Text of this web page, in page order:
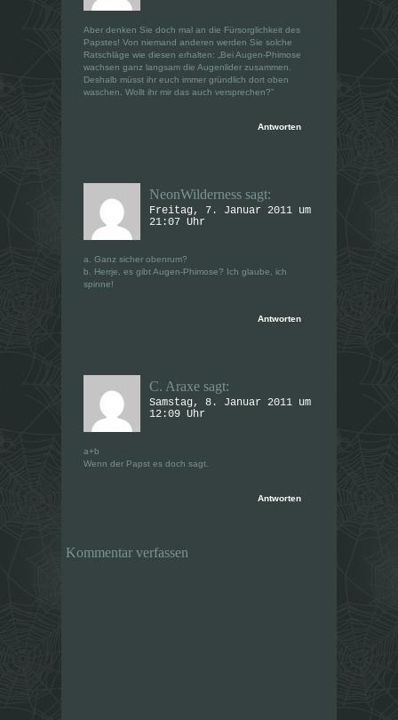
Aber denken Sie doch mal an die Fürsorglichkeit des
Papstes! Von niemand anderen werden Sie solche
Ratschläge wie diesen erhalten: „Bei Augen-Phimose
wachsen ganz langsam die Augenlider zusammen.
Deshalb müsst ihr euch immer gründlich dort oben
waschen. Wollt ihr mir das auch versprechen?”
Antworten
NeonWilderness sagt:
Freitag, 7. Januar 2011 um
21:07 Uhr
a. Ganz sicher obenrum?
b. Herrje, es gibt Augen-Phimose? Ich glaube, ich
spinne!
Antworten
C. Araxe sagt:
Samstag, 8. Januar 2011 um
12:09 Uhr
a+b
Wenn der Papst es doch sagt.
Antworten
Kommentar verfassen